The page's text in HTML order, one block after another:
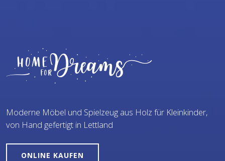
Moderne Möbel und Spielzeug aus Holz für Kleinkinder,
von Hand gefertigt in Lettland
ONLINE KAUFEN